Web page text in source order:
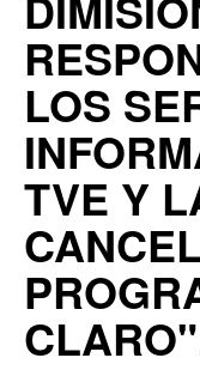
LOS
TVE Y